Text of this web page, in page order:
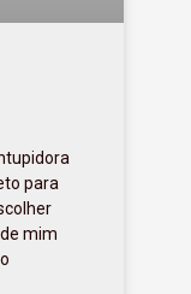
para
mim